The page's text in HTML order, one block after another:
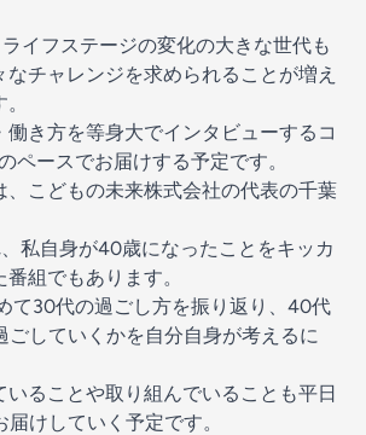
イフステージの変化の大きな世代も
なチャレンジを求められることが増え
働き方を等身大でインタビューするコ
ペースでお届けする予定です。
、こどもの未来株式会社の代表の千葉
私自身が40歳になったことをキッカ
組でもあります。
て30代の過ごし方を振り返り、40代
ごしていくかを自分自身が考えるに
いることや取り組んでいることも平日
けしていく予定です。